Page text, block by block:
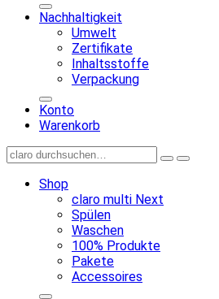
Nachhaltigkeit
Umwelt
Zertifikate
Inhaltsstoffe
Verpackung
Konto
Warenkorb
Shop
claro multi Next
Spülen
Waschen
100% Produkte
Pakete
Accessoires